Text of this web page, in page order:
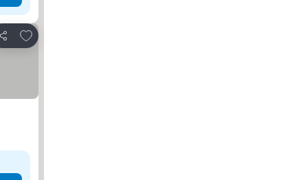
Partilhar
Adicionar aos favoritos